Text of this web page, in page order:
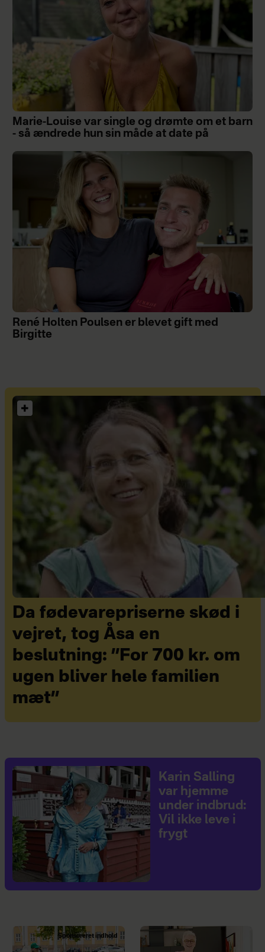
Marie-Louise var single og drømte om et barn
- så ændrede hun sin måde at date på
René Holten Poulsen er blevet gift med
Birgitte
Da fødevarepriserne skød i
vejret, tog Åsa en
beslutning: ”For 700 kr. om
ugen bliver hele familien
mæt”
Karin Salling
var hjemme
under indbrud:
Vil ikke leve i
frygt
Sponsoreret indhold